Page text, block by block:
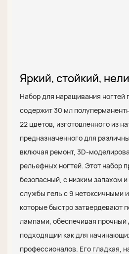
Яркий, стойкий,
Набор для наращивания ногтей
содержит 30 мл
22 цветов, изготовленного из
предназначенного для
включая ремонт, 3D-
рельефных ногтей. Этот набор
безопасный, с низким запахом
службы гель с 9 нетоксичными
которые быстро затвердевают
лампами, обеспечивая прочный
подходящий как для
профессионалов. Его гладкая,